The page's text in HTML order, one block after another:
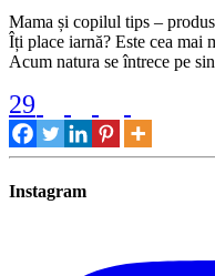
Mama și copilul tips –
Îți place iarnă? Este cea mai
Acum natura se întrece pe
29
Instagram